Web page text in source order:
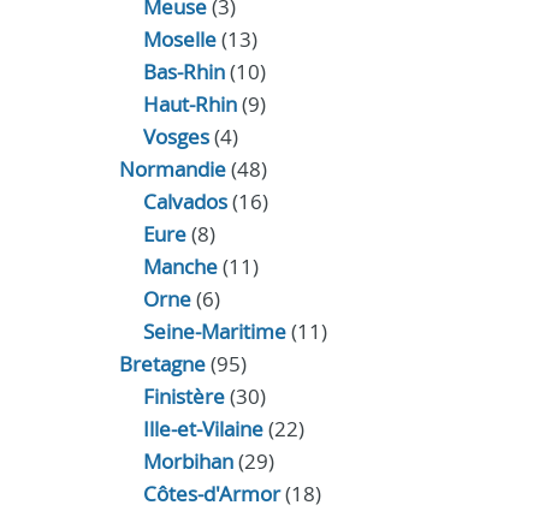
Meuse(3)
Moselle(13)
Bas-Rhin(10)
Haut-Rhin(9)
Vosges(4)
Normandie(48)
Calvados(16)
Eure(8)
Manche(11)
Orne(6)
Seine-Maritime(11)
Bretagne(95)
Finistère(30)
Ille-et-Vilaine(22)
Morbihan(29)
Côtes-d'Armor(18)